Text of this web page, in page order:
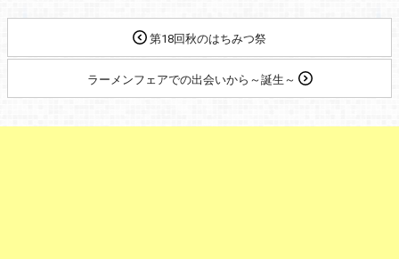
第18回秋のはちみつ祭
ラーメンフェアでの出会いから～誕生～